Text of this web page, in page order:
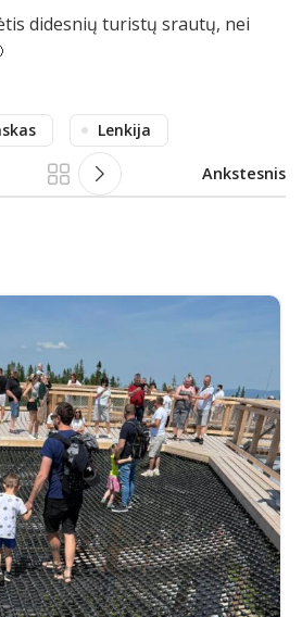
didesnių turistų srautų, nei
Lenkija
Ankstesnis